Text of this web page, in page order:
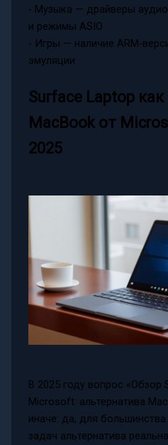
- Музыка — драйверы
и режимы ASIO
- Игры — наличие
эмуляции
Surface Laptop
MacBook от
2025
В 2025 году вопрос «Обзор
Microsoft: альтернатива
иначе: да, для
задач альтернатива